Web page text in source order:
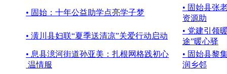
• 固始：十年公益助学点亮学子梦
• 固始县张
资源助
• 潢川县妇联“夏季送清凉”关爱行动启动
• 党建引领
途”暖心驿
• 息县澺河街道孙亚美：扎根网格践初心
温情服
• 固始县黎
润乡邻